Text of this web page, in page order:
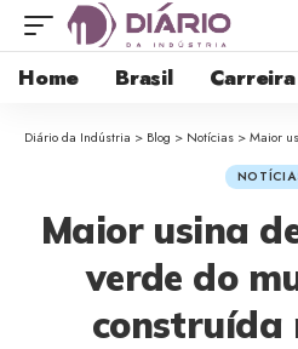
Home Brasil Carreira
Diário da Indústria > Blog > Notícias >Maior usina
Maior usina
verde do
construída